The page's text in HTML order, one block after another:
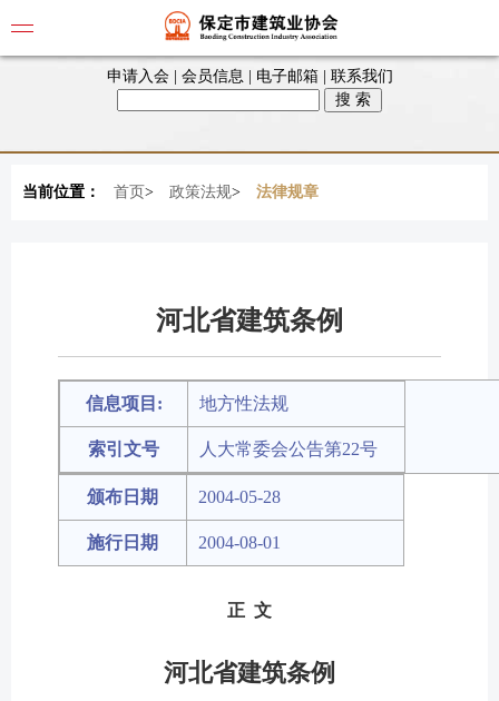
申请入会| 会员信息 电子邮箱| 联系我们
当前位置： 首页 > 政策法规> 法律规章
河北省建筑条例
信息项目: 地方性法规
索引文号 人大常委会公告第22号
颁布日期 2004-05-28
施行日期 2004-08-01
正 文
河北省建筑条例